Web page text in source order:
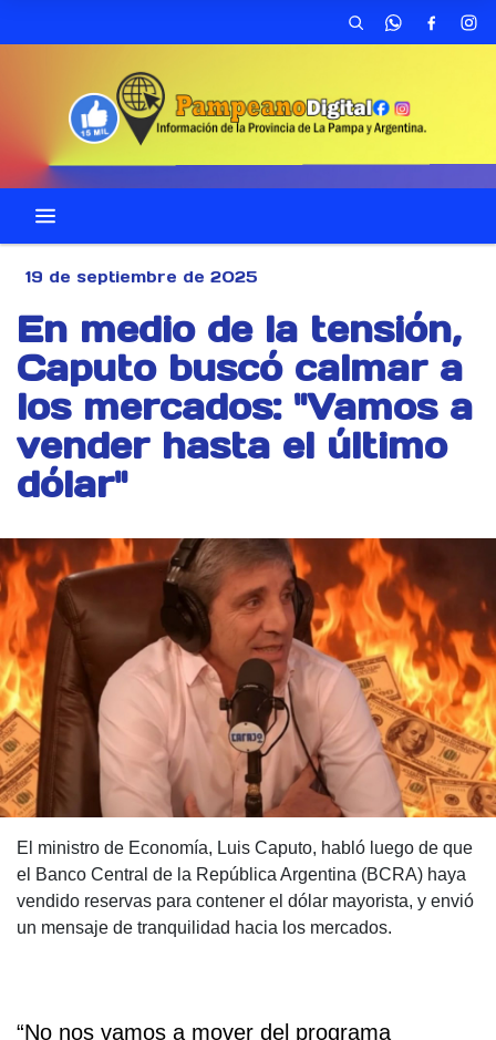
19 de septiembre de 2025
En medio de la tensión,
Caputo buscó calmar a
los mercados: "Vamos a
vender hasta el último
dólar"
El ministro de Economía, Luis Caputo, habló luego de que
el Banco Central de la República Argentina (BCRA) haya
vendido reservas para contener el dólar mayorista, y envió
un mensaje de tranquilidad hacia los mercados.
“No nos vamos a mover del programa